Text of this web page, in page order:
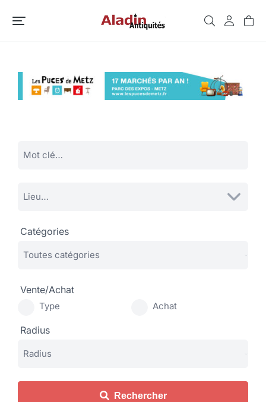
Catégories
Vente/Achat
Type Achat
Radius
Rechercher